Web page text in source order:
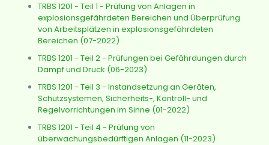
TRBS 1201 - Teil 1 - Prüfung von Anlagen in
explosionsgefährdeten Bereichen und Überprüfung
von Arbeitsplätzen in explosionsgefährdeten
Bereichen (07-2022)
TRBS 1201 - Teil 2 - Prüfungen bei Gefährdungen durch
Dampf und Druck (06-2023)
TRBS 1201 - Teil 3 - Instandsetzung an Geräten,
Schutzsystemen, Sicherheits-, Kontroll- und
Regelvorrichtungen im Sinne (01-2022)
TRBS 1201 - Teil 4 - Prüfung von
überwachungsbedürftigen Anlagen (11-2023)